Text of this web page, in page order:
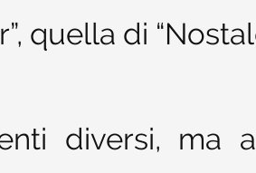
quella di
diversi, ma